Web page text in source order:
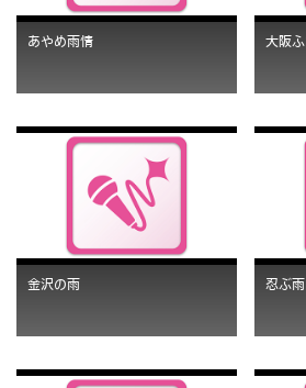
あやめ雨情 大阪
金沢の雨 忍ぶ雨